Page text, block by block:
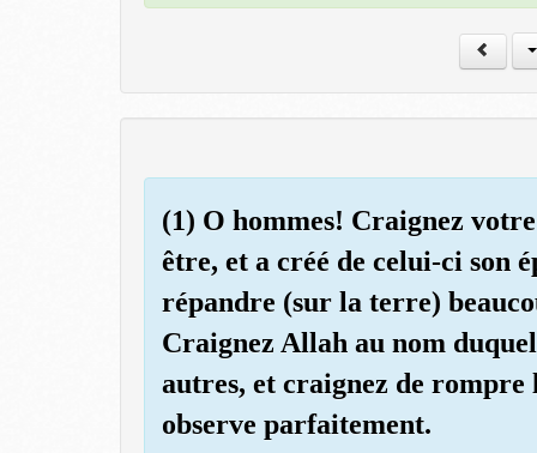
(1) O hommes! Craignez
être, et a créé de celui-ci son
répandre (sur la terre)
Craignez Allah au nom
autres, et craignez de rompre
observe parfaitement.